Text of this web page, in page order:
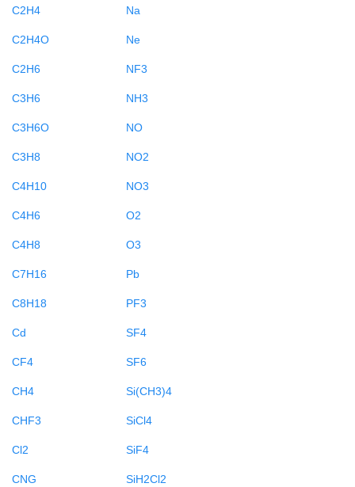
C2H4
C2H4O
C2H6
C3H6
C3H6O
C3H8
C4H10
C4H6
C4H8
C7H16
C8H18
Cd
CF4
CH4
CHF3
Cl2
CNG
Na
Ne
NF3
NH3
NO
NO2
NO3
O2
O3
Pb
PF3
SF4
SF6
Si(CH3)4
SiCl4
SiF4
SiH2Cl2